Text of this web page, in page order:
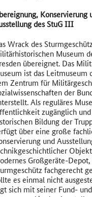
Konservierung
des StuG III
Wrack des
Museum
übereignet. Das
ist das Leitmuseum
Zentrum für
der
Als reguläres
zugänglich
Bildung der
über eine große
und
Großgeräte-
fachgerecht
es einmal nicht
sich mit seiner Fund-